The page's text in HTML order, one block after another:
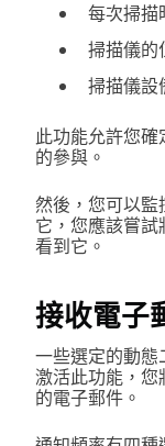
每次掃描
掃描儀的
掃描儀設
此功能允許您
的參與。
然後，您可以
它，您應該嘗
看到它。
接收電子
一些選定的動
激活此功能，
的電子郵件。